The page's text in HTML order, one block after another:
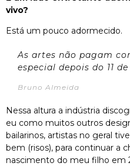
vivo?
Está um pouco adormecido.
As artes não pagam
especial depois do 11
Bruno Almeida
Nessa altura a indústria
eu como muitos outros
bailarinos, artistas no geral
bem (risos), para continuar a
nascimento do meu filho em